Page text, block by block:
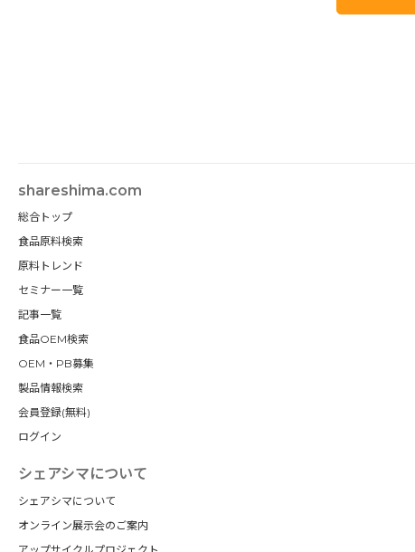
shareshima.com
総合トップ
食品原料検索
原料トレンド
セミナー一覧
記事一覧
食品OEM検索
OEM・PB募集
製品情報検索
会員登録(無料)
ログイン
シェアシマについて
シェアシマについて
オンライン展示会のご案内